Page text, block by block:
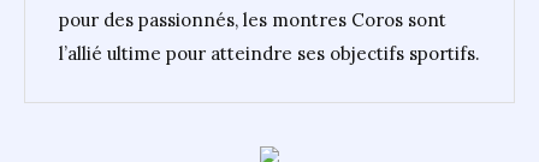
pour des passionnés, les montres Coros sont
l’allié ultime pour atteindre ses objectifs sportifs.